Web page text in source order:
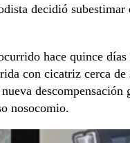
decidió
hace quince
con cicatriz cerca
descompensación
nosocomio.